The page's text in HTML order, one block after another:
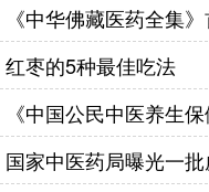
《中华佛藏医药全集
红枣的5种最佳吃法
《中国公民中医养生
国家中医药局曝光一